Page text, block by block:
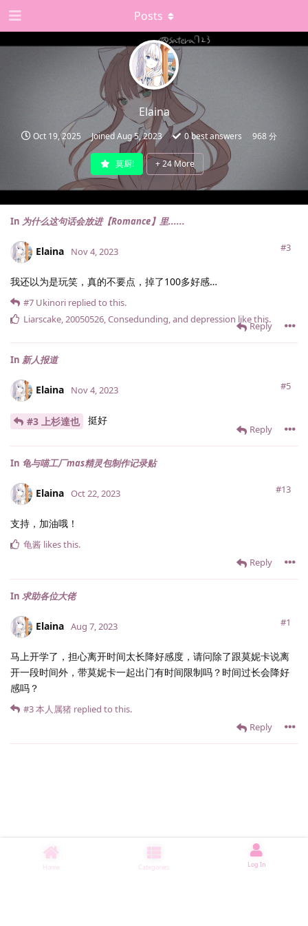
Elaina
Oct 19, 2025 JoinedAug 5, 2023 0best answers 968 分
莫厨! +24More
Posts
In 为什么这句话会放进【Romance】里......
Elaina #3
Nov 4, 2023
我还以为是玩笑，真的不要点，掉了100多好感…
Reply
#7 Ukinori replied to this.
Liarscake,20050526,Consedunding, and depression like this.
In 新人报道
Elaina #5
Nov 4, 2023
#3 上杉達也 挺好
Reply
In 龟与喵工厂mas精灵包制作记录贴
Elaina #13
Oct 22, 2023
支持，加油哦！
Reply
龟酱 likes this.
In 求助各位大佬
Elaina #1
Aug 7, 2023
马上开学了，担心离开时间太长降好感度，请问除了跟莫妮卡说离
开一段时间外，带莫妮卡一起出门有时间限制吗？时间过长会降好
感吗？
Reply
#3本人属猪 replied to this.
Home Categories Log In